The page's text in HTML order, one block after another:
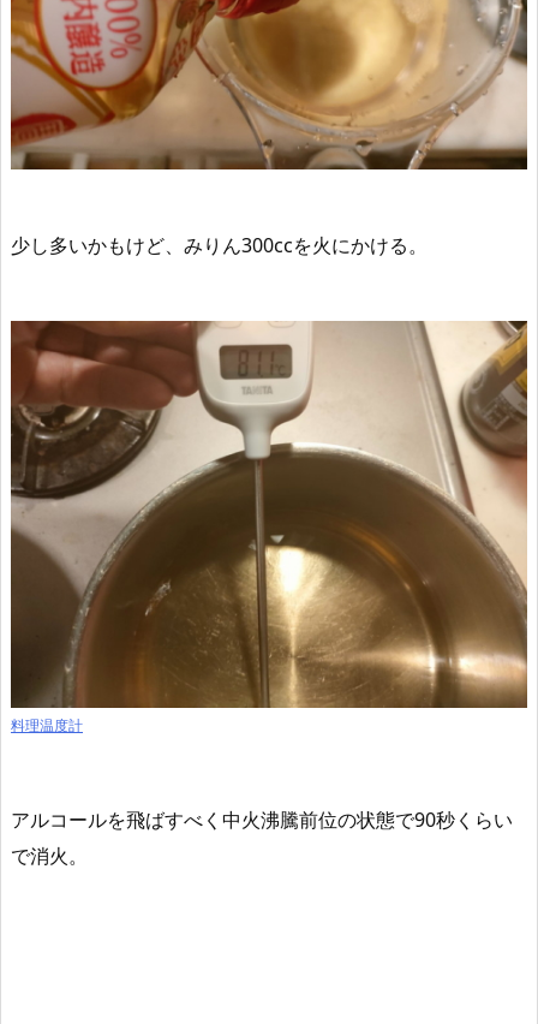
少し多いかもけど、みりん300ccを火にかける。
料理温度計
アルコールを飛ばすべく中火沸騰前位の状態で90秒くらい
で消火。